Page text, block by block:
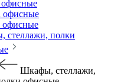
офисные
офисные
стеллажи, полки
Шкафы, стеллажи,